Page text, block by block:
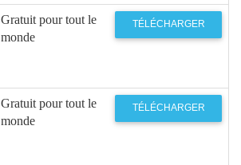
Gratuit pour tout le
monde
TÉLÉCHARGER
Gratuit pour tout le
monde
TÉLÉCHARGER